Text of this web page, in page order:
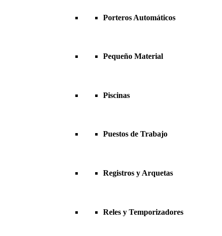
Porteros Automáticos
Pequeño Material
Piscinas
Puestos de Trabajo
Registros y Arquetas
Reles y Temporizadores